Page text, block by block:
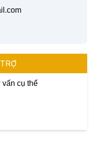
cụ thể